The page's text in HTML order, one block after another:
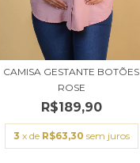
CAMISA GESTANTE BOTÕES
ROSE
R$189,90
3 x de R$63,30 sem juros